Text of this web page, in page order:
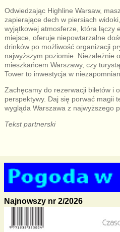
Odwiedzając Highline Warsaw,
zapierające dech w piersiach
wyjątkowej atmosferze, która łączy
miejsce, oferuje niepowtarzalne
drinków po możliwość organizacji
najwyższym poziomie. Niezależnie
mieszkańcem Warszawy, czy
Tower to inwestycja w
Zachęcamy do rezerwacji biletów i
perspektywy. Daj się porwać magii
wygląda Warszawa z najwyższego
Tekst partnerski
Najnowszy nr 2/2026